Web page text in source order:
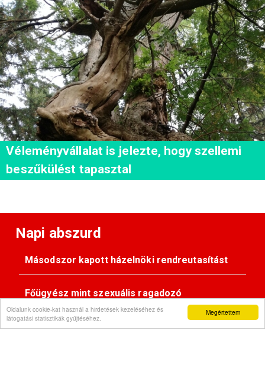
Megértettem
Oldalunk cookie-kat használ a hirdetések kezeléséhez és
látogatási statisztikák gyűjtéséhez.
Véleményvállalat is jelezte, hogy szellemi
beszűkülést tapasztal
Napi abszurd
Másodszor kapott házelnöki rendreutasítást
Főügyész mint szexuális ragadozó
Pimasz önkényúr